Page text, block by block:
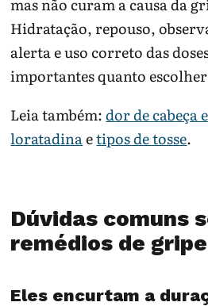
Hidratação, repouso,
alerta e uso correto das
importantes quanto
Leia também:dor de cabeça
loratadinaetipos de tosse.
Dúvidas comuns
remédios de gripe
Eles encurtam a